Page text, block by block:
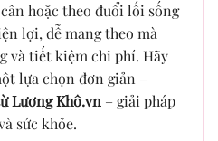
hoặc theo đuổi lối sống
lợi, dễ mang theo mà
và tiết kiệm chi phí. Hãy
lựa chọn đơn giản –
Lương Khô.vn – giải pháp
sức khỏe.